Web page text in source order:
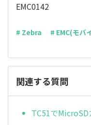
EMC0142
# Zebra # EMC(モバ
関連する質問
TC51でMicroSD